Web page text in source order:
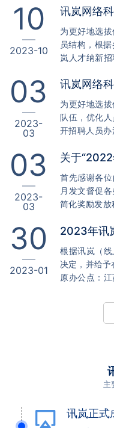
10
2023-10
为更好地选
员结构，根
岚人才纳新
技术人员3名
位 网络信息
机科学与技
安全； 限
人数: 1 主持/
术；限2023
数: 1…
03
2023-
03
为更好地选
队伍，优化
开招聘人员
公司下属连云
招聘岗位 网
业：计算机
络空间与安
级； 岗位人
学历 ；专业
03
2023-
03
首先感谢各
月发文督促
简化奖励发
织成立调查组
公开说明，
2022年11月8
2022年11月
员停业参与
30
2023-01
2023年讯
根据讯岚（
决定，并给予
原办公点：
团队，由
人），
铺”，网址：
主
讯岚正式